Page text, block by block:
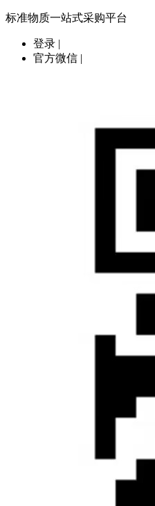
标准物质一站式采购平台
登录 |
官方微信 |